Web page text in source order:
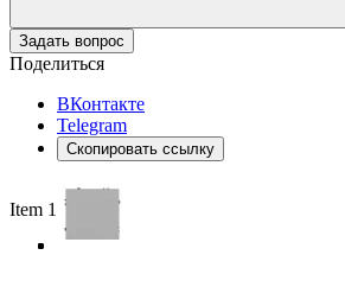
Задать вопрос
Поделиться
ВКонтакте
Telegram
Скопировать ссылку
Item 1 of 4